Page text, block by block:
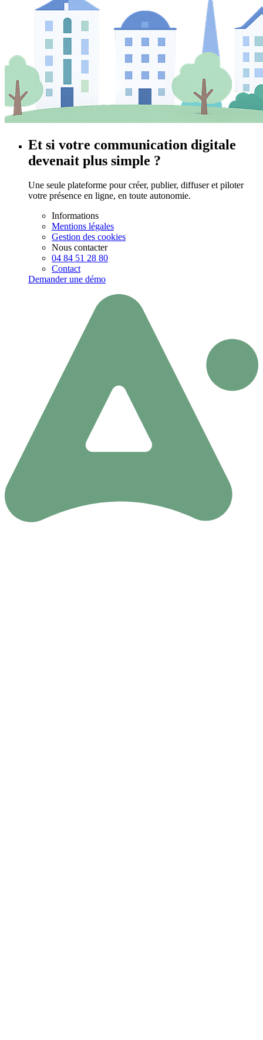
Et si votre communication digitale
devenait plus simple ?
Une seule plateforme pour créer, publier, diffuser et piloter
votre présence en ligne, en toute autonomie.
Informations
Mentions légales
Gestion des cookies
Nous contacter
04 84 51 28 80
Contact
Demander une démo